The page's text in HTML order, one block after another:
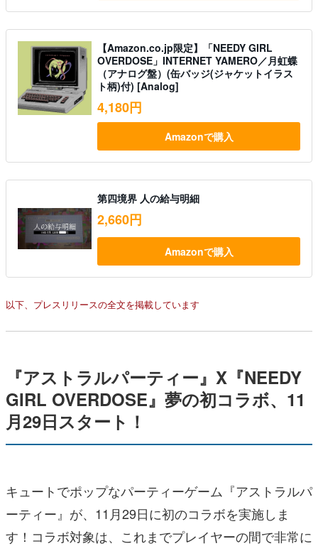
【Amazon.co.jp限定】「NEEDY GIRL
OVERDOSE」INTERNET YAMERO／月虹蝶
（アナログ盤）(缶バッジ(ジャケットイラス
ト柄)付) [Analog]
4,180円
Amazonで購入
第四境界 人の給与明細
2,660円
Amazonで購入
以下、プレスリリースの全文を掲載しています
『アストラルパーティー』X『NEEDY
GIRL OVERDOSE』夢の初コラボ、11
月29日スタート！
キュートでポップなパーティーゲーム『アストラルパ
ーティー』が、11月29日に初のコラボを実施しま
す！コラボ対象は、これまでプレイヤーの間で非常に